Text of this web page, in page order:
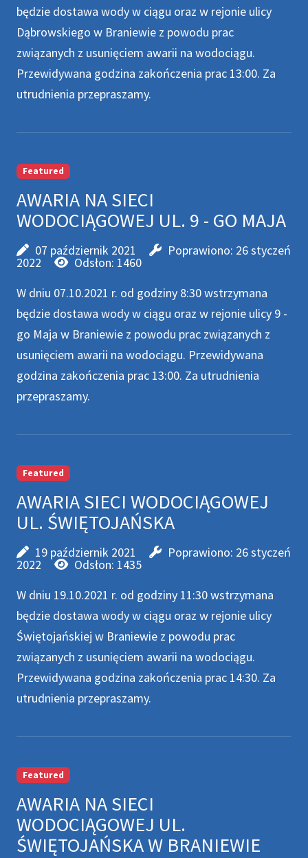
będzie dostawa wody w ciągu oraz w rejonie ulicy
Dąbrowskiego w Braniewie z powodu prac
związanych z usunięciem awarii na wodociągu.
Przewidywana godzina zakończenia prac 13:00. Za
utrudnienia przepraszamy.
Featured
AWARIA NA SIECI
WODOCIĄGOWEJ UL. 9 - GO MAJA
07 październik 2021 Poprawiono: 26 styczeń
2022
Odsłon: 1460
W dniu 07.10.2021 r. od godziny 8:30 wstrzymana
będzie dostawa wody w ciągu oraz w rejonie ulicy 9 -
go Maja w Braniewie z powodu prac związanych z
usunięciem awarii na wodociągu. Przewidywana
godzina zakończenia prac 13:00. Za utrudnienia
przepraszamy.
Featured
AWARIA SIECI WODOCIĄGOWEJ
UL. ŚWIĘTOJAŃSKA
19 październik 2021 Poprawiono: 26 styczeń
2022
Odsłon: 1435
W dniu 19.10.2021 r. od godziny 11:30 wstrzymana
będzie dostawa wody w ciągu oraz w rejonie ulicy
Świętojańskiej w Braniewie z powodu prac
związanych z usunięciem awarii na wodociągu.
Przewidywana godzina zakończenia prac 14:30. Za
utrudnienia przepraszamy.
Featured
AWARIA NA SIECI
WODOCIĄGOWEJ UL.
ŚWIĘTOJAŃSKA W BRANIEWIE